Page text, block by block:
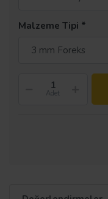
Malzeme Tipi
Adet